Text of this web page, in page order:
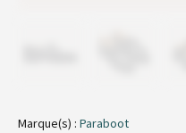
Marque(s) : Paraboot